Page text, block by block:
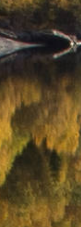
Stavanger
Førde